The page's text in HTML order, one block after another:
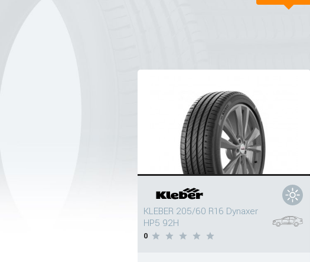
KLEBER 205/60 R16 Dynaxer
HP5 92H
0